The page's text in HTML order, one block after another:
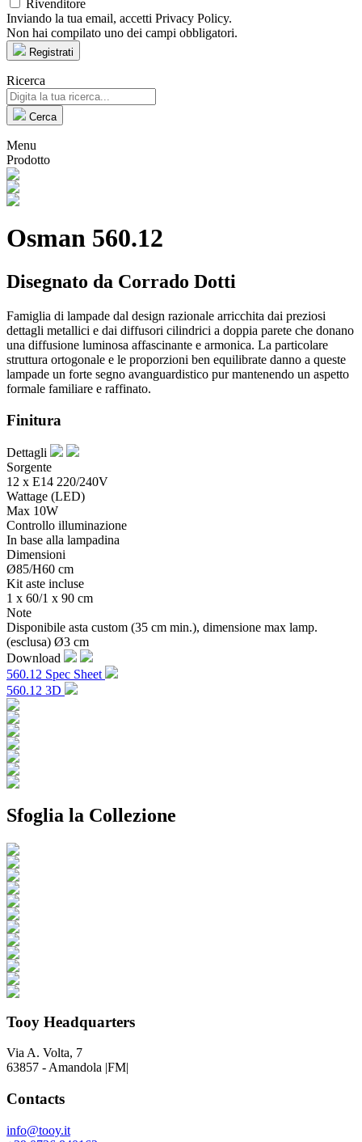
Rivenditore
Inviando la tua email, accetti Privacy Policy.
Non hai compilato uno dei campi obbligatori.
Registrati
Ricerca
Cerca
Menu
Prodotto
Osman 560.12
Disegnato da Corrado Dotti
Famiglia di lampade dal design razionale arricchita dai preziosi
dettagli metallici e dai diffusori cilindrici a doppia parete che donano
una diffusione luminosa affascinante e armonica. La particolare
struttura ortogonale e le proporzioni ben equilibrate danno a queste
lampade un forte segno avanguardistico pur mantenendo un aspetto
formale familiare e raffinato.
Finitura
Dettagli
Sorgente
12 x E14 220/240V
Wattage (LED)
Max 10W
Controllo illuminazione
In base alla lampadina
Dimensioni
Ø85/H60 cm
Kit aste incluse
1 x 60/1 x 90 cm
Note
Disponibile asta custom (35 cm min.), dimensione max lamp.
(esclusa) Ø3 cm
Download
560.12 Spec Sheet
560.12 3D
Sfoglia la Collezione
Tooy Headquarters
Via A. Volta, 7
63857 - Amandola |FM|
Contacts
info@tooy.it